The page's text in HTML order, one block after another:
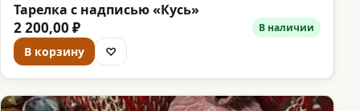
Тарелка с надписью «Кусь»
2 200,00 ₽ В наличии
В корзину ♡